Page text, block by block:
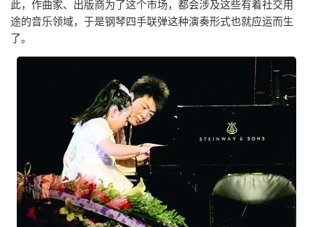
此，作曲家、出版商为了这个市场，都会涉及这些有着社交用
途的音乐领域，于是钢琴四手联弹这种演奏形式也就应运而生
了。